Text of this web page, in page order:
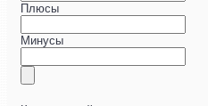
Плюсы
Минусы